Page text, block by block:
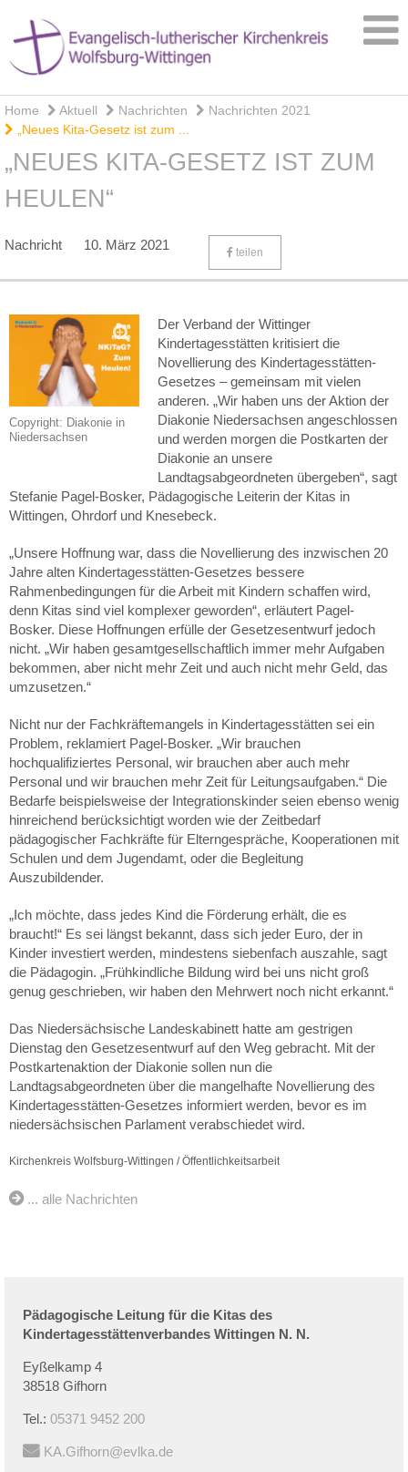
Home Aktuell Nachrichten
Nachrichten 2021
„Neues Kita-Gesetz ist zum ...
„NEUES KITA-GESETZ IST ZUM
HEULEN“
Nachricht 10. März 2021 teilen
Copyright: Diakonie in
Niedersachsen
Der Verband der Wittinger
Kindertagesstätten kritisiert die
Novellierung des Kindertagesstätten-
Gesetzes – gemeinsam mit vielen
anderen. „Wir haben uns der Aktion der
Diakonie Niedersachsen angeschlossen
und werden morgen die Postkarten der
Diakonie an unsere
Landtagsabgeordneten übergeben“, sagt
Stefanie Pagel-Bosker, Pädagogische Leiterin der Kitas in
Wittingen, Ohrdorf und Knesebeck.
„Unsere Hoffnung war, dass die Novellierung des inzwischen 20
Jahre alten Kindertagesstätten-Gesetzes bessere
Rahmenbedingungen für die Arbeit mit Kindern schaffen wird,
denn Kitas sind viel komplexer geworden“, erläutert Pagel-
Bosker. Diese Hoffnungen erfülle der Gesetzesentwurf jedoch
nicht. „Wir haben gesamtgesellschaftlich immer mehr Aufgaben
bekommen, aber nicht mehr Zeit und auch nicht mehr Geld, das
umzusetzen.“
Nicht nur der Fachkräftemangels in Kindertagesstätten sei ein
Problem, reklamiert Pagel-Bosker. „Wir brauchen
hochqualifiziertes Personal, wir brauchen aber auch mehr
Personal und wir brauchen mehr Zeit für Leitungsaufgaben.“ Die
Bedarfe beispielsweise der Integrationskinder seien ebenso wenig
hinreichend berücksichtigt worden wie der Zeitbedarf
pädagogischer Fachkräfte für Elterngespräche, Kooperationen mit
Schulen und dem Jugendamt, oder die Begleitung
Auszubildender.
„Ich möchte, dass jedes Kind die Förderung erhält, die es
braucht!“ Es sei längst bekannt, dass sich jeder Euro, der in
Kinder investiert werden, mindestens siebenfach auszahle, sagt
die Pädagogin. „Frühkindliche Bildung wird bei uns nicht groß
genug geschrieben, wir haben den Mehrwert noch nicht erkannt.“
Das Niedersächsische Landeskabinett hatte am gestrigen
Dienstag den Gesetzesentwurf auf den Weg gebracht. Mit der
Postkartenaktion der Diakonie sollen nun die
Landtagsabgeordneten über die mangelhafte Novellierung des
Kindertagesstätten-Gesetzes informiert werden, bevor es im
niedersächsischen Parlament verabschiedet wird.
Kirchenkreis Wolfsburg-Wittingen / Öffentlichkeitsarbeit
... alle Nachrichten
Pädagogische Leitung für die Kitas des
Kindertagesstättenverbandes Wittingen N. N.
Eyßelkamp 4
38518 Gifhorn
Tel.: 05371 9452 200
KA.Gifhorn@evlka.de